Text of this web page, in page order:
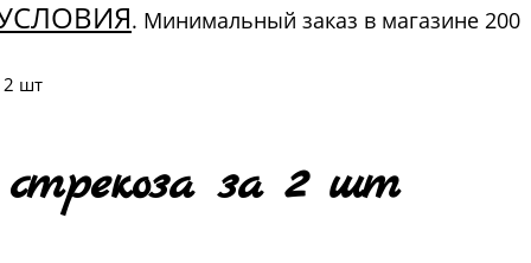
. Минимальный заказ в магазине 200
2 шт
за 2 шт